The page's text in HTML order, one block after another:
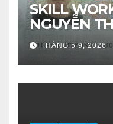
SKILL
NGUYỄN
THÁNG 5 9, 2026